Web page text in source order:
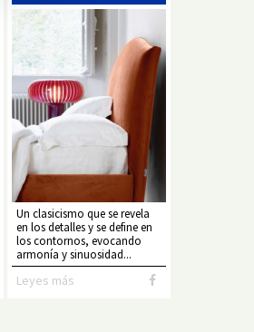
Un clasicismo que se revela
en los detalles y se define en
los contornos, evocando
armonía y sinuosidad...
Leyes más